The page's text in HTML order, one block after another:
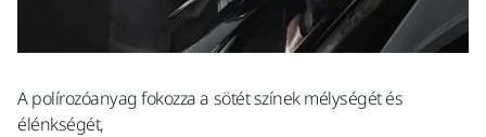
A polírozóanyag fokozza a sötét színek mélységét és
élénkségét,